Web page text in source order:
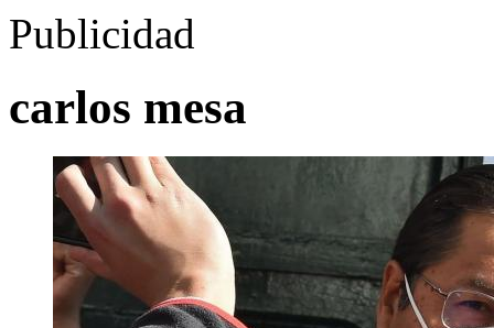
Publicidad
carlos mesa